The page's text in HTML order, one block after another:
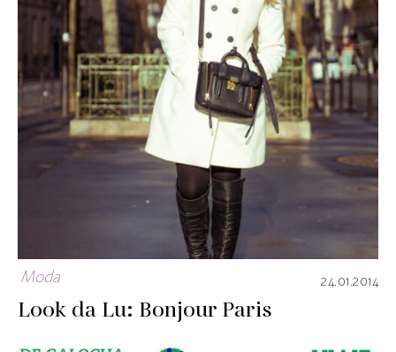
Moda 24.01.2014
Look da Lu: Bonjour Paris